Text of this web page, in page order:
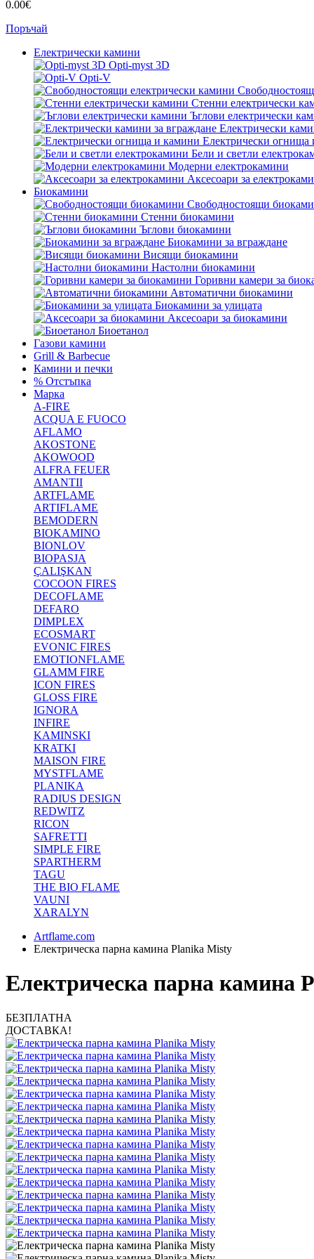
0.00€
Поръчай
Електрически камини
Opti-myst 3D
Opti-V
Стенни електрически
Ъглови електрически
Електрически
Електрически огнища
Бели и светли
Модерни електрокамини
Аксесоари за
Биокамини
Свободностоящи
Стенни биокамини
Ъглови биокамини
Биокамини за вграждане
Висящи биокамини
Настолни биокамини
Горивни камери за
Автоматични биокамини
Биокамини за улицата
Аксесоари за биокамини
Биоетанол
Газови камини
Grill & Barbecue
Камини и печки
% Отстъпка
Марка
A-FIRE
ACQUA E FUOCO
AFLAMO
AKOSTONE
AKOWOOD
ALFRA FEUER
AMANTII
ARTFLAME
ARTIFLAME
BEMODERN
BIOKAMINO
BIONLOV
BIOPASJA
ÇALIŞKAN
COCOON FIRES
DECOFLAME
DEFARO
DIMPLEX
ECOSMART
EVONIC FIRES
EMOTIONFLAME
GLAMM FIRE
ICON FIRES
GLOSS FIRE
IGNORA
INFIRE
KAMINSKI
KRATKI
MAISON FIRE
MYSTFLAME
PLANIKA
RADIUS DESIGN
REDWITZ
RICON
SAFRETTI
SIMPLE FIRE
SPARTHERM
TAGU
THE BIO FLAME
VAUNI
XARALYN
Artflame.com
Електрическа парна камина Planika Misty
Електрическа парна камина
БЕЗПЛАТНА
ДОСТАВКА!